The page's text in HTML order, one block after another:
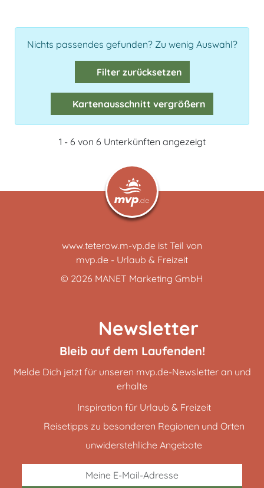
Nichts passendes gefunden? Zu wenig Auswahl?
Filter zurücksetzen
Kartenausschnitt vergrößern
1 - 6 von 6 Unterkünften angezeigt
www.teterow.m-vp.de ist Teil von
mvp.de - Urlaub & Freizeit
© 2026 MANET Marketing GmbH
Newsletter
Bleib auf dem Laufenden!
Melde Dich jetzt für unseren mvp.de-Newsletter an und
erhalte
Inspiration für Urlaub & Freizeit
Reisetipps zu besonderen Regionen und Orten
unwiderstehliche Angebote